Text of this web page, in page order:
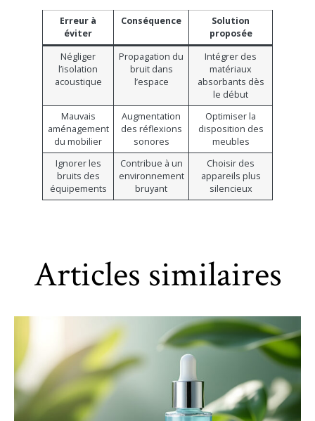
Erreur à
éviter
Conséquence
Solution
proposée
Négliger
l’isolation
acoustique
Propagation du
bruit dans
l’espace
Intégrer des
matériaux
absorbants dès
le début
Mauvais
aménagement
du mobilier
Augmentation
des réflexions
sonores
Optimiser la
disposition des
meubles
Ignorer les
bruits des
équipements
Contribue à un
environnement
bruyant
Choisir des
appareils plus
silencieux
Articles similaires